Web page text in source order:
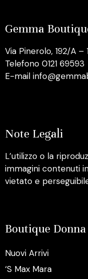
Gemma
Via Pinerolo, 192/A –
Telefono 0121 69593
E-mail
Note Legali
L’utilizzo o la
immagini contenuti
vietato e
Boutique Donna
Nuovi Arrivi
‘S Max Mara